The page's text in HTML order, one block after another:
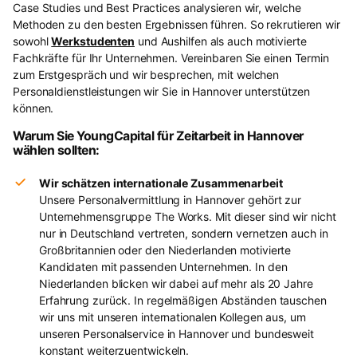
Case Studies und Best Practices analysieren wir, welche
Methoden zu den besten Ergebnissen führen. So rekrutieren wir
sowohlWerkstudenten und Aushilfen als auch motivierte
Fachkräfte für Ihr Unternehmen. Vereinbaren Sie einen Termin
zum Erstgespräch und wir besprechen, mit welchen
Personaldienstleistungen wir Sie in Hannover unterstützen
können.
Warum Sie YoungCapital für Zeitarbeit in Hannover
wählen sollten:
Wir schätzen internationale Zusammenarbeit
Unsere Personalvermittlung in Hannover gehört zur
Unternehmensgruppe The Works. Mit dieser sind wir nicht
nur in Deutschland vertreten, sondern vernetzen auch in
Großbritannien oder den Niederlanden motivierte
Kandidaten mit passenden Unternehmen. In den
Niederlanden blicken wir dabei auf mehr als 20 Jahre
Erfahrung zurück. In regelmäßigen Abständen tauschen
wir uns mit unseren internationalen Kollegen aus, um
unseren Personalservice in Hannover und bundesweit
konstant weiterzuentwickeln.